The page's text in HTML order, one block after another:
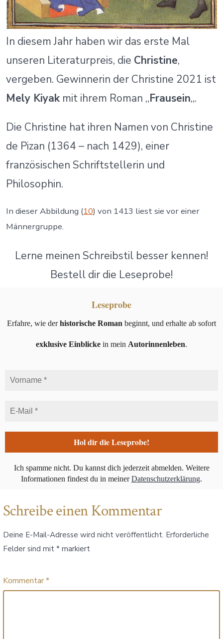
In diesem Jahr haben wir das erste Mal
unseren Literaturpreis, die Christine,
vergeben. Gewinnerin der Christine 2021 ist
Mely Kiyakmit ihrem Roman „Frausein„.
Die Christine hat ihren Namen von Christine
de Pizan (1364 – nach 1429), einer
französischen Schriftstellerin und
Philosophin.
In dieser Abbildung (10) von 1413 liest sie vor einer
Männergruppe.
Lerne meinen Schreibstil besser kennen!
Bestell dir die Leseprobe!
Leseprobe
Erfahre, wie derhistorische Roman beginnt, und erhalte ab sofort
exklusive Einblicke in mein Autorinnenleben.
Ich spamme nicht. Du kannst dich jederzeit abmelden. Weitere
Informationen findest du in meinerDatenschutzerklärung.
Schreibe einen Kommentar
Deine E-Mail-Adresse wird nicht veröffentlicht. Erforderliche
Felder sind mit *markiert
Kommentar*